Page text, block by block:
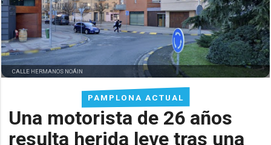
PAMPLONA ACTUAL
Una motorista de 26 años
resulta herida leve tras una
CALLE HERMANOS NOÁIN